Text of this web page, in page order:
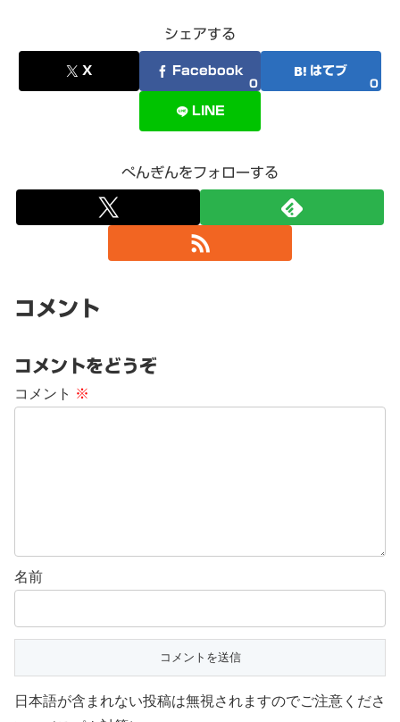
シェアする
X Facebook
0
はてブ
0
LINE
ぺんぎんをフォローする
コメント
コメントをどうぞ
コメント ※
名前
日本語が含まれない投稿は無視されますのでご注意くださ